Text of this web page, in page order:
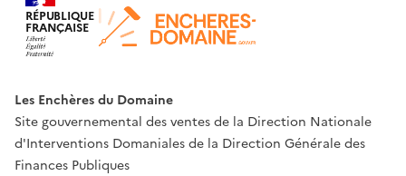
RÉPUBLIQUE
FRANÇAISE
Les Enchères du Domaine
Site gouvernemental des ventes de la Direction Nationale
d'Interventions Domaniales de la Direction Générale des
Finances Publiques